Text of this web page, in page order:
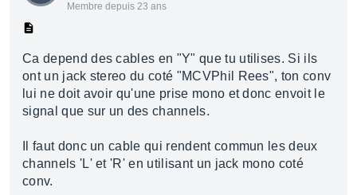
Membre depuis 23 ans
Ca depend des cables en "Y" que tu utilises. Si ils
ont un jack stereo du coté "MCVPhil Rees", ton conv
lui ne doit avoir qu'une prise mono et donc envoit le
signal que sur un des channels.
Il faut donc un cable qui rendent commun les deux
channels 'L' et 'R' en utilisant un jack mono coté
conv.